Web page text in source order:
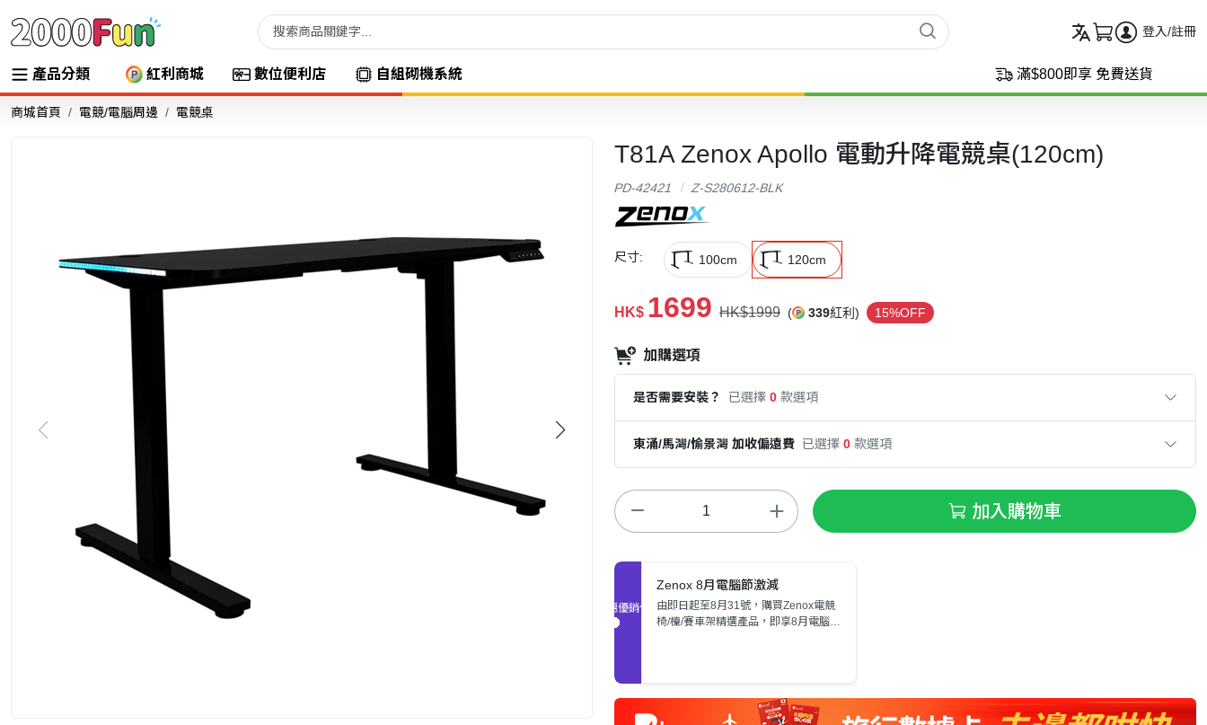
登入/註冊
產品分類 紅利商城 數位便利店 自組砌機系統 滿$800即享 免費送貨
商城首頁 電競/電腦周邊 電競桌
T81A Zenox Apollo 電動升降電競桌(120cm)
PD-42421 Z-S280612-BLK
尺寸: 100cm 120cm
HK$ 1699 HK$1999 ( 339紅利) 15%OFF
加購選項
是否需要安裝？ 已選擇 0 款選項
東涌/馬灣/愉景灣 加收偏遠費 已選擇 0 款選項
加入購物車
促銷優惠
Zenox 8月電腦節激減
由即日起至8月31號，購買Zenox電競
椅/檯/賽車架精選產品，即享8月電腦節